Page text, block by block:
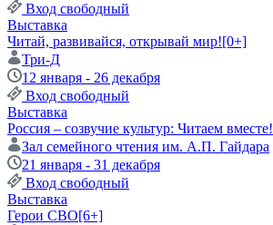
Вход свободный
Выставка
Читай, развивайся, открывай мир![0+]
Три-Д
12 января - 26 декабря
Вход свободный
Выставка
Россия – созвучие культур: Читаем вместе!
Зал семейного чтения им. А.П. Гайдара
21 января - 31 декабря
Вход свободный
Выставка
Герои СВО[6+]